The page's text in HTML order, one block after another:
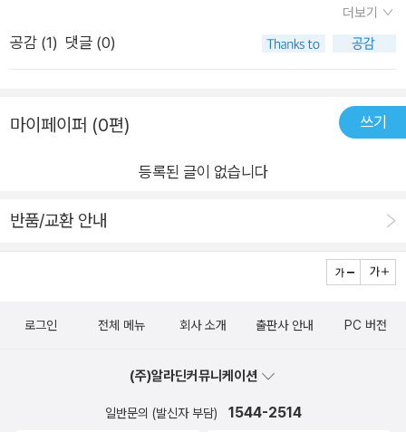
더보기
공감 (1) 댓글 (0)
마이페이퍼 (0편) 쓰기
등록된 글이 없습니다
반품/교환 안내
로그인 전체 메뉴 회사 소개 출판사 안내 PC 버전
(주)알라딘커뮤니케이션
일반문의 (발신자 부담) 1544-2514